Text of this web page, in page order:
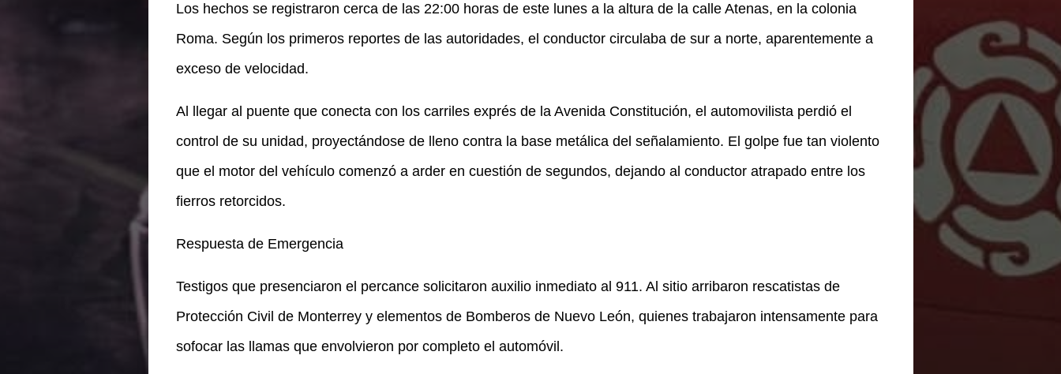
Los hechos se registraron cerca de las 22:00 horas de este lunes a la altura de la calle Atenas, en la colonia
Roma. Según los primeros reportes de las autoridades, el conductor circulaba de sur a norte, aparentemente a
exceso de velocidad.
Al llegar al puente que conecta con los carriles exprés de la Avenida Constitución, el automovilista perdió el
control de su unidad, proyectándose de lleno contra la base metálica del señalamiento. El golpe fue tan violento
que el motor del vehículo comenzó a arder en cuestión de segundos, dejando al conductor atrapado entre los
fierros retorcidos.
Respuesta de Emergencia
Testigos que presenciaron el percance solicitaron auxilio inmediato al 911. Al sitio arribaron rescatistas de
Protección Civil de Monterrey y elementos de Bomberos de Nuevo León, quienes trabajaron intensamente para
sofocar las llamas que envolvieron por completo el automóvil.